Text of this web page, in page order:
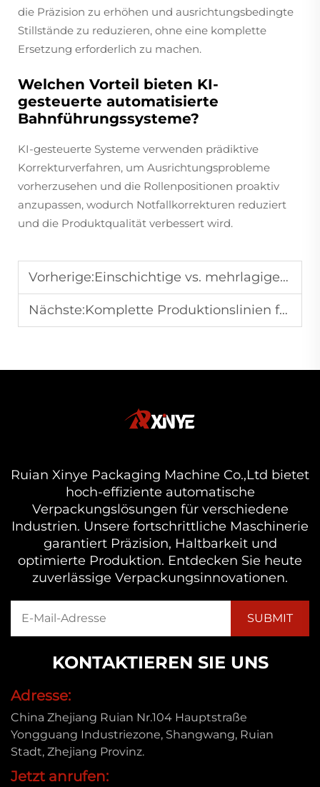
die Präzision zu erhöhen und ausrichtungsbedingte
Stillstände zu reduzieren, ohne eine komplette
Ersetzung erforderlich zu machen.
Welchen Vorteil bieten KI-
gesteuerte automatisierte
Bahnführungssysteme?
KI-gesteuerte Systeme verwenden prädiktive
Korrekturverfahren, um Ausrichtungsprobleme
vorherzusehen und die Rollenpositionen proaktiv
anzupassen, wodurch Notfallkorrekturen reduziert
und die Produktqualität verbessert wird.
Vorherige:Einschichtige vs. mehrlagige Blasfolienextrusion: Die richtige Technologie für Ihr Produkt wählen
Nächste:Komplette Produktionslinien für die Herstellung von Einkaufstaschen aufbauen
Ruian Xinye Packaging Machine Co.,Ltd bietet
hoch-effiziente automatische
Verpackungslösungen für verschiedene
Industrien. Unsere fortschrittliche Maschinerie
garantiert Präzision, Haltbarkeit und
optimierte Produktion. Entdecken Sie heute
zuverlässige Verpackungsinnovationen.
KONTAKTIEREN SIE UNS
Adresse:
China Zhejiang Ruian Nr.104 Hauptstraße
Yongguang Industriezone, Shangwang, Ruian
Stadt, Zhejiang Provinz.
Jetzt anrufen: